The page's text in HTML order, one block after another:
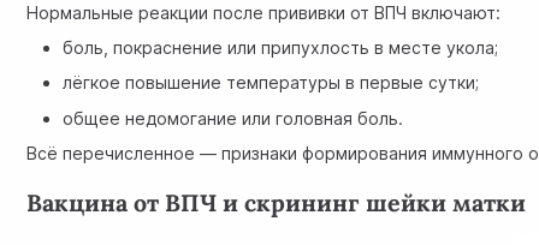
Нормальные реакции после прививки от ВПЧ включают:
боль, покраснение или припухлость в месте укола;
лёгкое повышение температуры в первые сутки;
общее недомогание или головная боль.
Всё перечисленное — признаки формирования иммунного
Вакцина от ВПЧ и скрининг шейки матки